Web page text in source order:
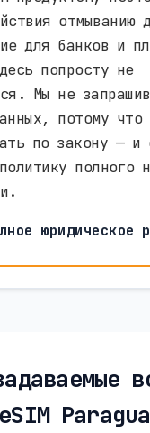
отмыванию
для банков и
попросту не
Мы не
потому что
по закону — и
полного
юридическое
eSIM